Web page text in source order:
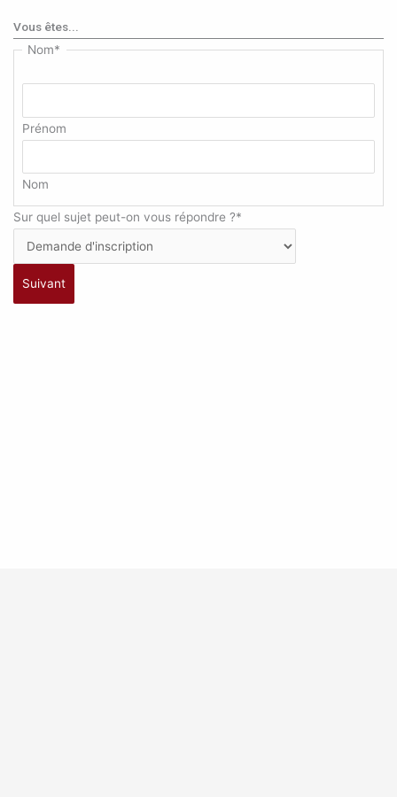
Vous êtes...
Nom*
Prénom
Nom
Sur quel sujet peut-on vous répondre ?*
Suivant